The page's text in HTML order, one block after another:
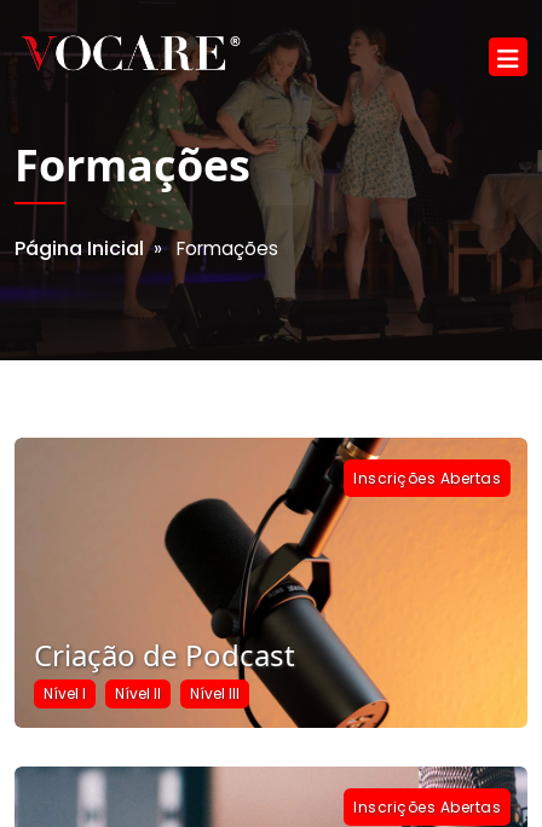
Formações
Página Inicial» Formações
Inscrições Abertas
Criação de Podcast
Nível I Nível II Nível III
Inscrições Abertas